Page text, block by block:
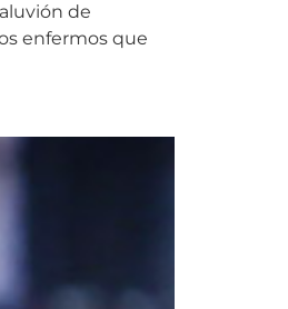
de
enfermos que